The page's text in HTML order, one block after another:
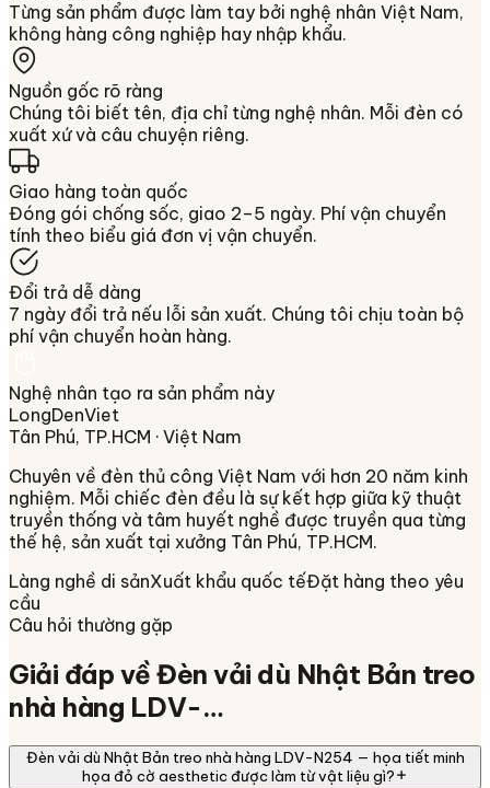
Từng sản phẩm được làm tay bởi nghệ nhân Việt Nam,
không hàng công nghiệp hay nhập khẩu.
Nguồn gốc rõ ràng
Chúng tôi biết tên, địa chỉ từng nghệ nhân. Mỗi đèn có
xuất xứ và câu chuyện riêng.
Giao hàng toàn quốc
Đóng gói chống sốc, giao 2–5 ngày. Phí vận chuyển
tính theo biểu giá đơn vị vận chuyển.
Đổi trả dễ dàng
7 ngày đổi trả nếu lỗi sản xuất. Chúng tôi chịu toàn bộ
phí vận chuyển hoàn hàng.
Nghệ nhân tạo ra sản phẩm này
LongDenViet
Tân Phú, TP.HCM · Việt Nam
Chuyên về đèn thủ công Việt Nam với hơn 20 năm kinh
nghiệm. Mỗi chiếc đèn đều là sự kết hợp giữa kỹ thuật
truyền thống và tâm huyết nghề được truyền qua từng
thế hệ, sản xuất tại xưởng Tân Phú, TP.HCM.
Làng nghề di sảnXuất khẩu quốc tếĐặt hàng theo yêu
cầu
Câu hỏi thường gặp
Giải đáp vềĐèn vải dù Nhật Bản treo
nhà hàng LDV-…
Đèn vải dù Nhật Bản treo nhà hàng LDV-N254 — họa tiết minh
họa đỏ cờ aesthetic được làm từ vật liệu gì?